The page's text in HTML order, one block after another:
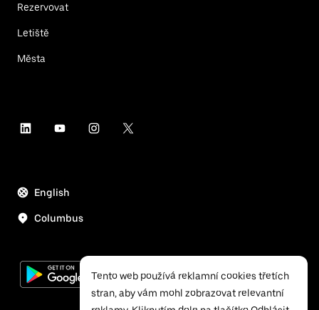
Rezervovat
Letiště
Města
English
Columbus
Tento web používá reklamní cookies třetích
stran, aby vám mohl zobrazovat relevantní